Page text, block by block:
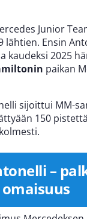
Junior
lähtien. Ensin
kaudeksi 2025
paikan
sijoittui MM-
150
–
omaisuus